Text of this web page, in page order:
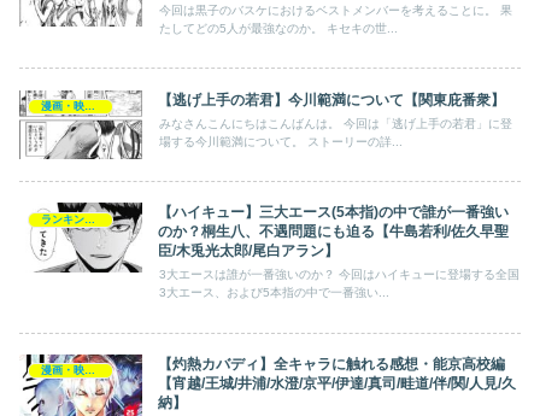
今回は黒子のバスケにおけるベストメンバーを考えることに。 果
たしてどの5人が最強なのか。 キセキの世...
【逃げ上手の若君】今川範満について【関東庇番衆】
みなさんこんにちはこんばんは。 今回は「逃げ上手の若君」に登
場する今川範満について。 ストーリーの詳...
【ハイキュー】三大エース(5本指)の中で誰が一番強い
のか？桐生八、不遇問題にも迫る【牛島若利/佐久早聖
臣/木兎光太郎/尾白アラン】
3大エースは誰が一番強いのか？ 今回はハイキューに登場する全国
3大エース、および5本指の中で一番強い...
漫画・映画・ゲーム
【灼熱カバディ】全キャラに触れる感想・能京高校編
【宵越/王城/井浦/水澄/京平/伊達/真司/畦道/伴/関/人見/久
納】